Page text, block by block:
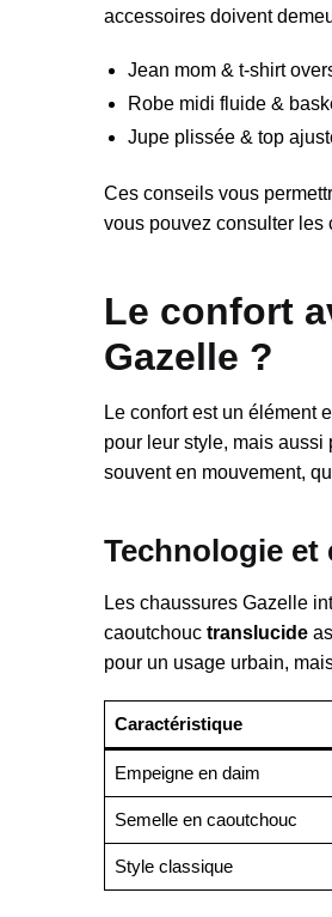
accessoires doivent
Jean mom & t-shirt
Robe midi fluide &
Jupe plissée & top
Ces conseils vous
vous pouvez consulter les
Le confort
Gazelle ?
Le confort est un élément
pour leur style, mais aussi
souvent en mouvement,
Technologie et
Les chaussures Gazelle
caoutchouc translucide
pour un usage urbain,
Caractéristique
Empeigne en daim
Semelle en caoutchouc
Style classique